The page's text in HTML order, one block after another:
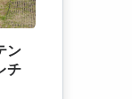
ン
チ